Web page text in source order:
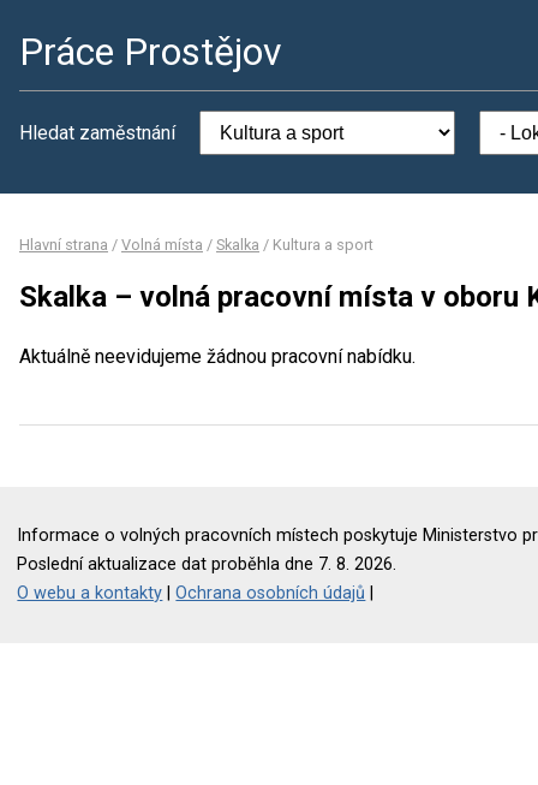
Práce Prostějov
Hledat zaměstnání
Hlavní strana / Volná místa / Skalka / Kultura a sport
Skalka – volná pracovní místa v oboru
Aktuálně neevidujeme žádnou pracovní nabídku.
Informace o volných pracovních místech poskytuje Ministerstvo
Poslední aktualizace dat proběhla dne 7. 8. 2026.
O webu a kontakty |Ochrana osobních údajů